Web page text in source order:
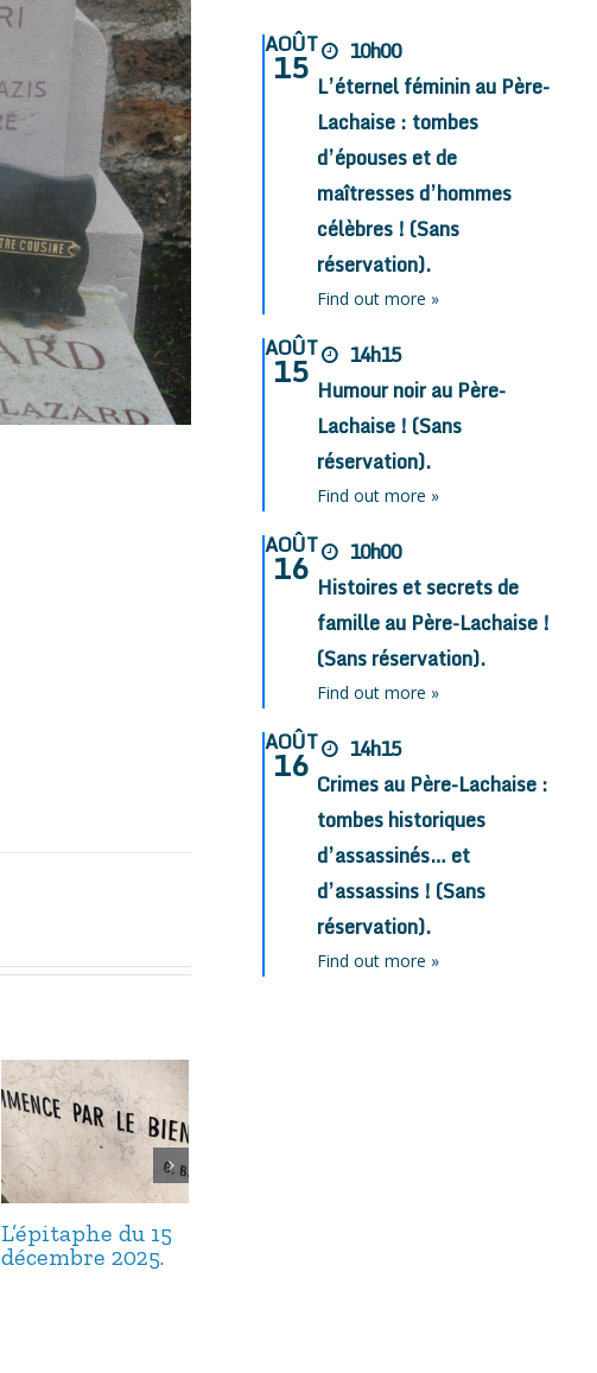
L’épitaphe du 15
décembre 2025.
AOÛT
15
10h00
L’éternel féminin au Père-
Lachaise : tombes
d’épouses et de
maîtresses d’hommes
célèbres ! (Sans
réservation).
Find out more »
AOÛT
15
14h15
Humour noir au Père-
Lachaise ! (Sans
réservation).
Find out more »
AOÛT
16
10h00
Histoires et secrets de
famille au Père-Lachaise !
(Sans réservation).
Find out more »
AOÛT
16
14h15
Crimes au Père-Lachaise :
tombes historiques
d’assassinés… et
d’assassins ! (Sans
réservation).
Find out more »